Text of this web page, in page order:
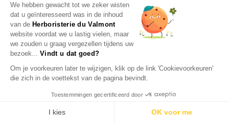
We hebben gewacht tot we zeker wisten
dat u geïnteresseerd was in de inhoud
van de Herboristerie du Valmont
website voordat we u lastig vielen, maar
we zouden u graag vergezellen tijdens uw
bezoek... Vindt u dat goed?
Om je voorkeuren later te wijzigen, klik op de link 'Cookievoorkeuren'
die zich in de voettekst van de pagina bevindt.
Toestemmingen gecertificeerd door
I kies OK voor me